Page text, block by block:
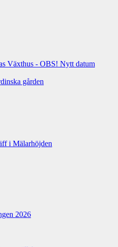
Växthus - OBS! Nytt datum
gården
i Mälarhöjden
2026